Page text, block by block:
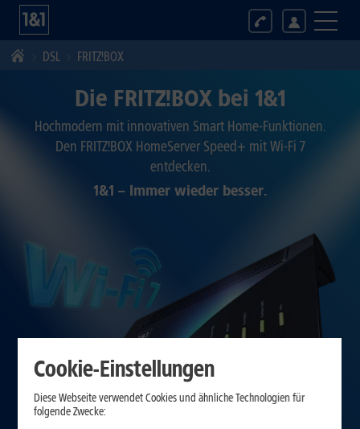
DSL FRITZ!BOX
Die FRITZ!BOX bei 1&1
Hochmodern mit innovativen Smart Home-Funktionen.
Den FRITZ!BOX HomeServer Speed+ mit Wi-Fi 7
entdecken.
1&1 – Immer wieder besser.
Cookie-Einstellungen
Diese Webseite verwendet Cookies und ähnliche Technologien für
folgende Zwecke: